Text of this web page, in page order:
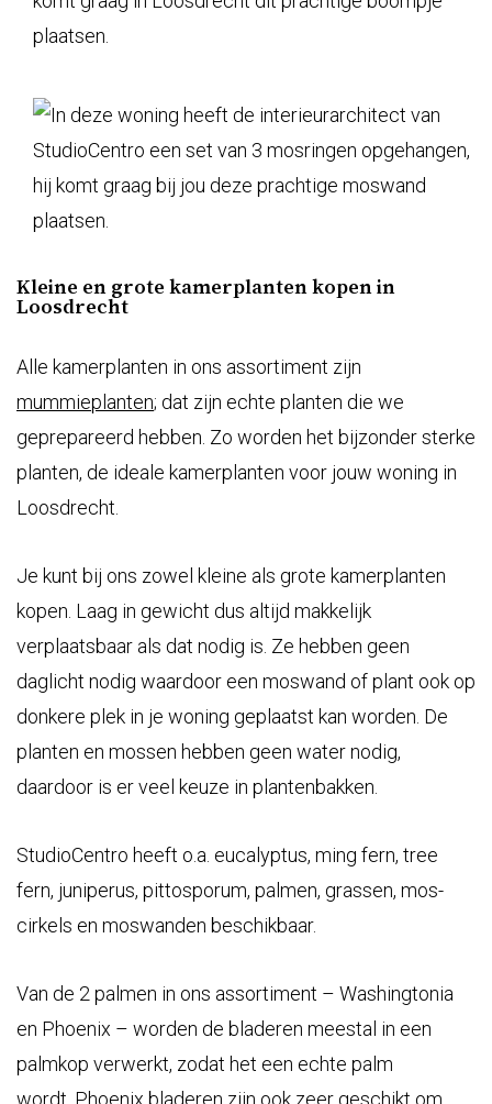
Kleine en grote kamerplanten kopen in
Loosdrecht
Alle kamerplanten in ons assortiment zijn
mummieplanten; dat zijn echte planten die we
geprepareerd hebben. Zo worden het bijzonder sterke
planten, de ideale kamerplanten voor jouw woning in
Loosdrecht.
Je kunt bij ons zowel kleine als grote kamerplanten
kopen. Laag in gewicht dus altijd makkelijk
verplaatsbaar als dat nodig is. Ze hebben geen
daglicht nodig waardoor een moswand of plant ook op
donkere plek in je woning geplaatst kan worden. De
planten en mossen hebben geen water nodig,
daardoor is er veel keuze in plantenbakken.
StudioCentro heeft o.a. eucalyptus, ming fern, tree
fern, juniperus, pittosporum, palmen, grassen, mos-
cirkels en moswanden beschikbaar.
Van de 2 palmen in ons assortiment – Washingtonia
en Phoenix – worden de bladeren meestal in een
palmkop verwerkt, zodat het een echte palm
wordt. Phoenix bladeren zijn ook zeer geschikt om